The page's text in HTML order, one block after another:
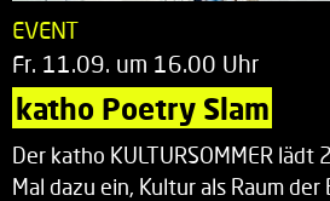
EVENT
Fr. 11.09. um 16.00 Uhr
katho Poetry Slam
Der katho KULTURSOMMER
Mal dazu ein, Kultur als Raum